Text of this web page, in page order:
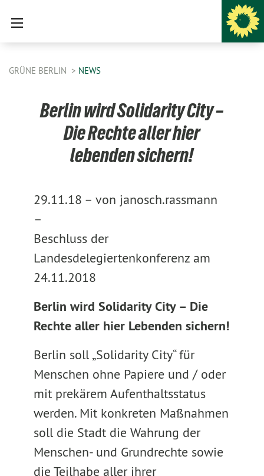
GRÜNE BERLIN NEWS
Berlin wird Solidarity City –
Die Rechte aller hier
lebenden sichern!
29.11.18 – von janosch.rassmann
–
Beschluss der
Landesdelegiertenkonferenz am
24.11.2018
Berlin wird Solidarity City – Die
Rechte aller hier Lebenden sichern!
Berlin soll „Solidarity City“ für
Menschen ohne Papiere und / oder
mit prekärem Aufenthaltsstatus
werden. Mit konkreten Maßnahmen
soll die Stadt die Wahrung der
Menschen- und Grundrechte sowie
die Teilhabe aller ihrer